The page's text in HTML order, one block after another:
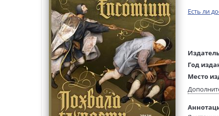
Есть ли
Год
Место
Возраст:
Язык